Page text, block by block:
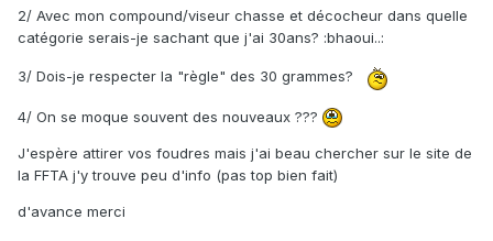
2/ Avec mon compound/viseur chasse et décocheur dans quelle
catégorie serais-je sachant que j'ai 30ans? :bhaoui..:
3/ Dois-je respecter la "règle" des 30 grammes?
4/ On se moque souvent des nouveaux ???
J'espère attirer vos foudres mais j'ai beau chercher sur le site de
la FFTA j'y trouve peu d'info (pas top bien fait)
d'avance merci